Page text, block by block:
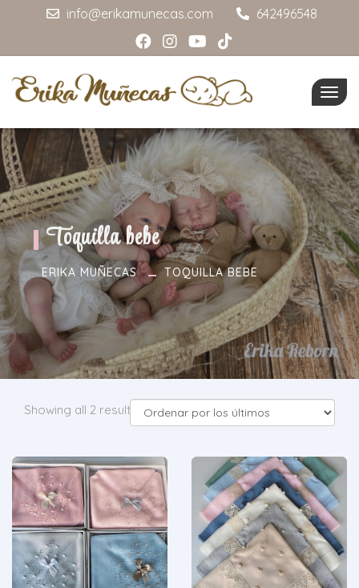
info@erikamunecas.com 642496548
Toquilla bebe
ERIKA MUÑECAS TOQUILLA BEBE
Showing all 2 results